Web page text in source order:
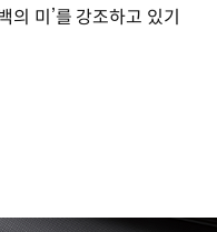
의 미’를 강조하고 있기